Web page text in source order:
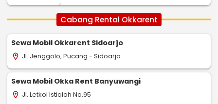
Cabang Rental Okkarent
Sewa Mobil Okkarent Sidoarjo
location_on Jl. Jenggolo, Pucang - Sidoarjo
Sewa Mobil Okka Rent Banyuwangi
location_on Jl. Letkol Istiqlah No.95